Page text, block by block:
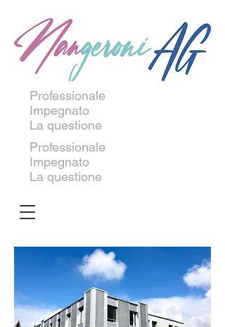
Professionale
Impegnato
La questione
Professionale
Impegnato
La questione